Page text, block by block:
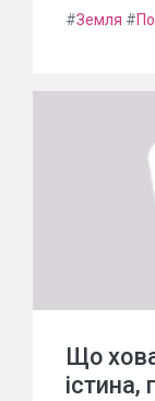
#Земля #
Що
істина,